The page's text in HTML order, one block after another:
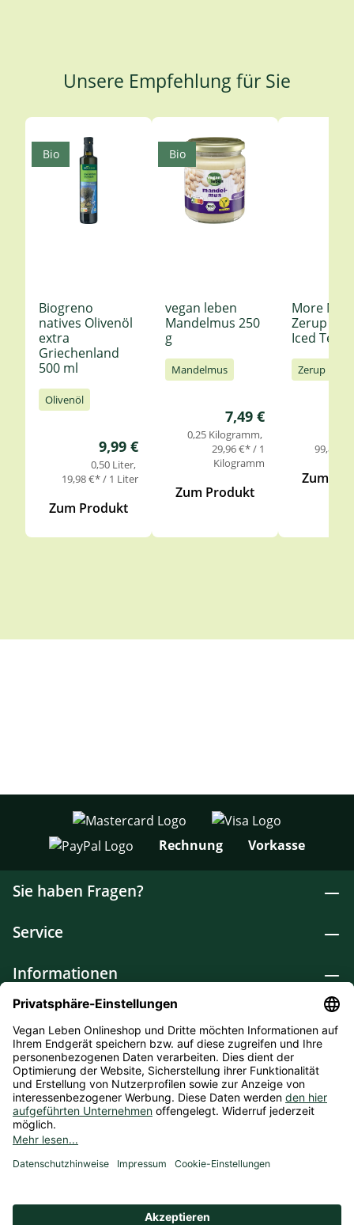
Unsere Empfehlung für Sie
Produktgalerie überspringen
Biogreno
natives Olivenöl
extra
Griechenland
500 ml
Olivenöl
Regulärer Preis:
9,99 €
0,50 Liter
19,98 €* / 1 Liter
Zum Produkt
Bio
vegan leben
Mandelmus 250
g
Mandelmus
Regulärer Preis:
7,49 €
0,25 Kilogramm
29,96 €* / 1
Kilogramm
Zum Produkt
Bio
More
Zerup
Iced Tea
Zerup
99,85
Zum
Rechnung Vorkasse
Sie haben Fragen?
Service
Informationen
Lebensmittel
Drogerie
Weitere Kategorien
* Alle Preise inkl. gesetzl. Mehrwertsteuer zzgl.
anders angegeben. Bioprodukte im Bio-Kontrollverfahren bei